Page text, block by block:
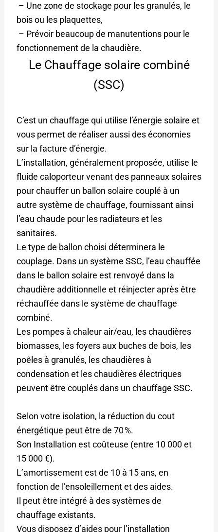
– Une zone de stockage pour les granulés, le
bois ou les plaquettes,
– Prévoir beaucoup de manutentions pour le
fonctionnement de la chaudière.
Le Chauffage solaire combiné
(SSC)
C’est un chauffage qui utilise l’énergie solaire et
vous permet de réaliser aussi des économies
sur la facture d’énergie.
L’installation, généralement proposée, utilise le
fluide caloporteur venant des panneaux solaires
pour chauffer un ballon solaire couplé à un
autre système de chauffage, fournissant ainsi
l’eau chaude pour les radiateurs et les
sanitaires.
Le type de ballon choisi déterminera le
couplage. Dans un système SSC, l’eau chauffée
dans le ballon solaire est renvoyé dans la
chaudière additionnelle et réinjecter après être
réchauffée dans le système de chauffage
combiné.
Les pompes à chaleur air/eau, les chaudières
biomasses, les foyers aux buches de bois, les
poêles à granulés, les chaudières à
condensation et les chaudières électriques
peuvent être couplés dans un chauffage SSC.
Selon votre isolation, la réduction du cout
énergétique peut être de 70 %.
Son Installation est coûteuse (entre 10 000 et
15 000 €).
L’amortissement est de 10 à 15 ans, en
fonction de l’ensoleillement et des aides.
Il peut être intégré à des systèmes de
chauffage existants.
Vous disposez d’aides pour l’installation